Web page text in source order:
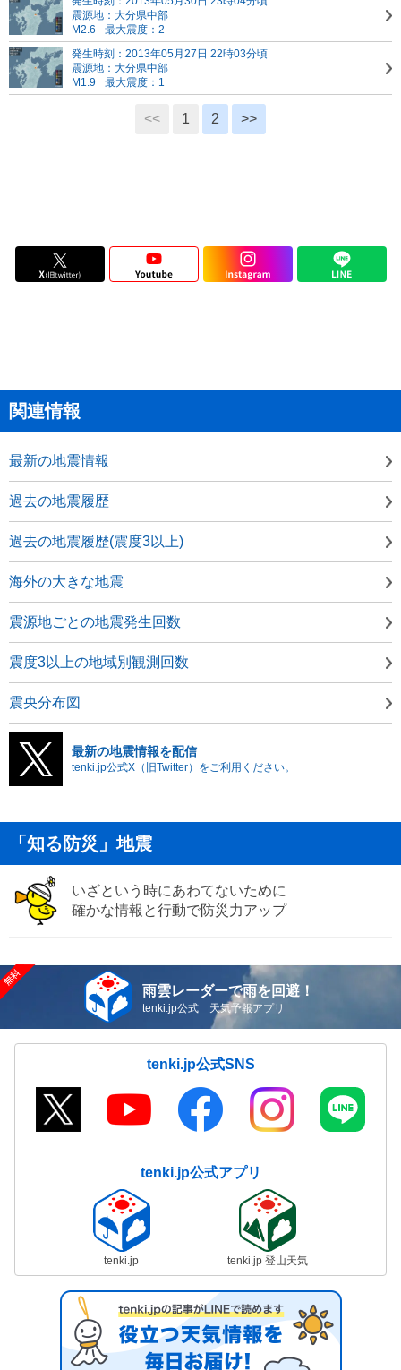
震源地：大分県中部
M2.6
最大震度：2
発生時刻：2013年05月27日 22時03分頃
震源地：大分県中部
M1.9
最大震度：1
<< 1 2 >>
関連情報
最新の地震情報
過去の地震履歴
過去の地震履歴(震度3以上)
海外の大きな地震
震源地ごとの地震発生回数
震度3以上の地域別観測回数
震央分布図
最新の地震情報を配信
tenki.jp公式X（旧Twitter）をご利用ください。
「知る防災」地震
いざという時にあわてないために
確かな情報と行動で防災力アップ
雨雲レーダーで雨を回避！
tenki.jp公式 天気予報アプリ
tenki.jp公式SNS
tenki.jp公式アプリ
tenki.jp tenki.jp 登山天気